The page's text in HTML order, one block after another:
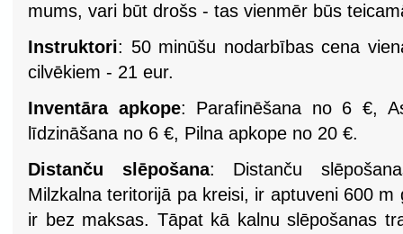
mums, vari būt drošs - tas vienmēr būs
Instruktori: 50 minūšu nodarbības cena
cilvēkiem - 21 eur.
Inventāra apkope: Parafinēšana no 6 €,
līdzināšana no 6 €, Pilna apkope no 20 €.
Distanču slēpošana: Distanču
Milzkalna teritorijā pa kreisi, ir aptuveni 600
ir bez maksas. Tāpat kā kalnu slēpošanas